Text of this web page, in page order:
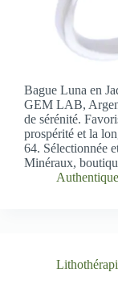
Bague Luna en
GEM LAB,
de sérénité.
prospérité et la
64. Sélectionnée
Minéraux,